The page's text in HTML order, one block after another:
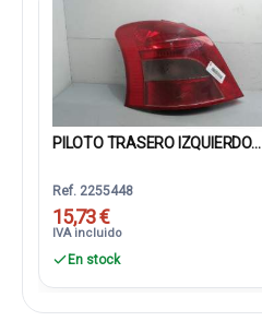
PILOTO TRASERO IZQUIERDO...
Ref. 2255448
15,73 €
IVA incluido
En stock